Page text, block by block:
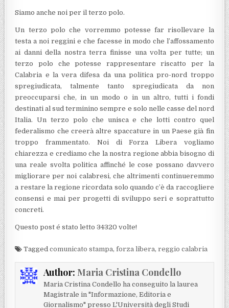
Siamo anche noi per il terzo polo.
Un terzo polo che vorremmo potesse far risollevare la
testa a noi reggini e che facesse in modo che l’affossamento
ai danni della nostra terra finisse una volta per tutte; un
terzo polo che potesse rappresentare riscatto per la
Calabria e la vera difesa da una politica pro-nord troppo
spregiudicata, talmente tanto spregiudicata da non
preoccuparsi che, in un modo o in un altro, tutti i fondi
destinati al sud terminino sempre e solo nelle casse del nord
Italia. Un terzo polo che unisca e che lotti contro quel
federalismo che creerà altre spaccature in un Paese già fin
troppo frammentato. Noi di Forza Libera vogliamo
chiarezza e crediamo che la nostra regione abbia bisogno di
una reale svolta politica affinché le cose possano davvero
migliorare per noi calabresi, che altrimenti continueremmo
a restare la regione ricordata solo quando c’è da raccogliere
consensi e mai per progetti di sviluppo seri e soprattutto
concreti.
Questo post é stato letto 34320 volte!
Taggedcomunicato stampa,forza libera,reggio calabria
Author: Maria Cristina Condello
Maria Cristina Condello ha conseguito la laurea
Magistrale in "Informazione, Editoria e
Giornalismo" presso L'Università degli Studi